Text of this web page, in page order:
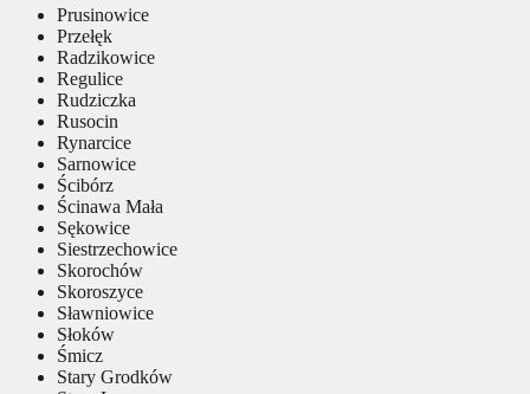
Prusinowice
Przełęk
Radzikowice
Regulice
Rudziczka
Rusocin
Rynarcice
Sarnowice
Ścibórz
Ścinawa Mała
Sękowice
Siestrzechowice
Skorochów
Skoroszyce
Sławniowice
Słoków
Śmicz
Stary Grodków